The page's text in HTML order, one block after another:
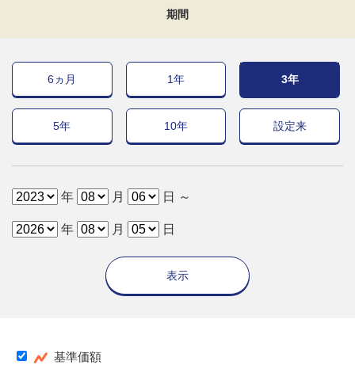
期間
6ヵ月 1年 3年
5年 10年 設定来
年 月 日 ～
年 月 日
表示
基準価額